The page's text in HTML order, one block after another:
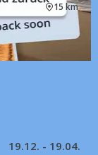
15 km
19.12. - 19.04.